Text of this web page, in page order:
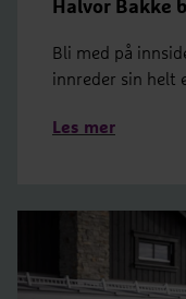
Halvor Bakke
Bli med på
innreder sin helt
Les mer